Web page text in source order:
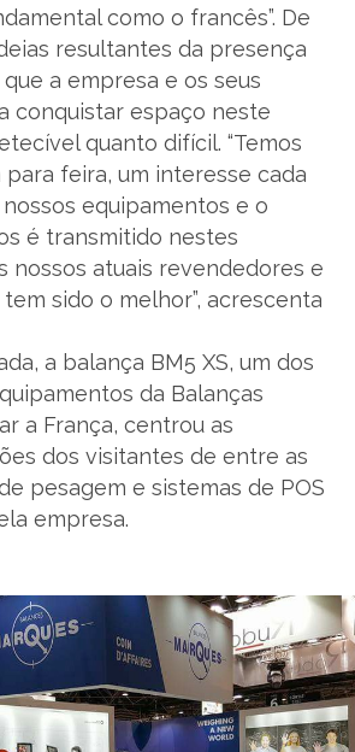
como o francês”. De
resultantes da presença
que a empresa e os seus
conquistar espaço neste
quanto difícil. “Temos
feira, um interesse cada
equipamentos e o
é transmitido nestes
nossos atuais revendedores e
sido o melhor”, acrescenta
a balança BM5 XS, um dos
da Balanças
a França, centrou as
dos visitantes de entre as
pesagem e sistemas de POS
empresa.